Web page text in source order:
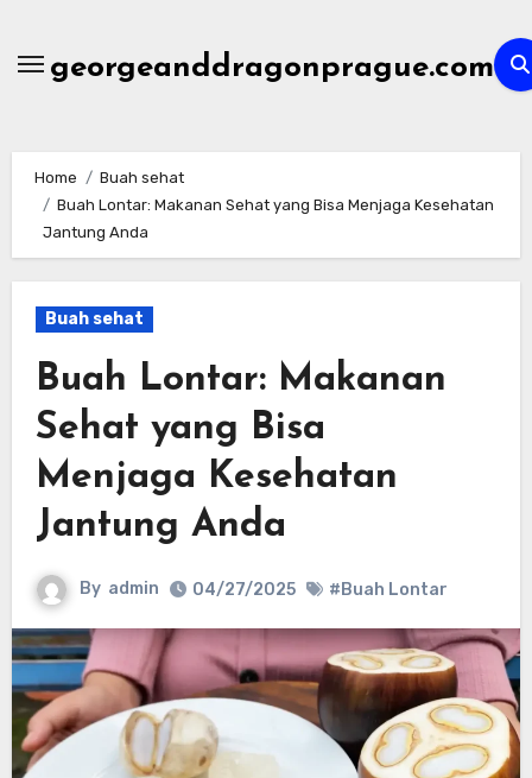
contentgeorgeanddragonprague.com
Home
Buah sehat
Buah Lontar: Makanan Sehat yang Bisa Menjaga Kesehatan
Jantung Anda
Buah sehat
Buah Lontar: Makanan
Sehat yang Bisa
Menjaga Kesehatan
Jantung Anda
By admin 04/27/2025 #Buah Lontar